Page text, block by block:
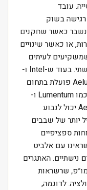
עובד
בשוק
נשבר כאשר שחקנים
או כאשר שינויים
לעיתים
מפספסים הוא הניואנס שבשוק הנישתי. בעוד ש-Intel ו-
Nvidia מתחרות על השוק הרחב, Aeluma פועלת בתחום
הפוטוניקה, שבו מתחרות גם חברות כמו Lumentum ו-
Coherent. היתרון התחרותי של Aeluma יכול לנבוע
יותר של שבבים
ספציפיים
עם אלביט
האתגרים
שרשראות
לדוגמה,